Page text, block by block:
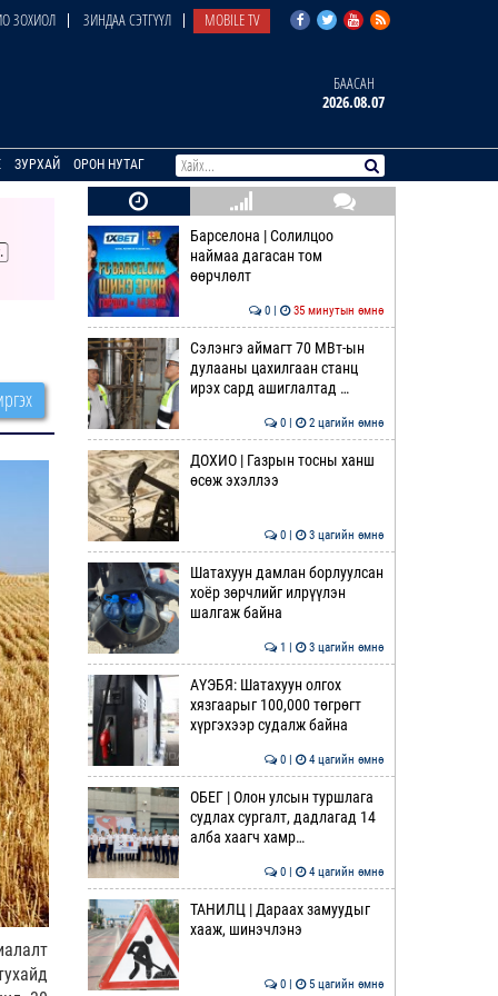
ЗОХИОЛ ЗИНДАА СЭТГҮҮЛ MOBILE TV
БААСАН
2026.08.07
ЗУРХАЙ ОРОН НУТАГ
Барселона | Солилцоо
наймаа дагасан том
өөрчлөлт
0 | 35 минутын өмнө
Сэлэнгэ аймагт 70 МВт-ын
дулааны цахилгаан станц
ирэх сард ашиглалтад …
0 | 2 цагийн өмнө
ДОХИО | Газрын тосны ханш
өсөж эхэллээ
0 | 3 цагийн өмнө
Шатахуун дамлан борлуулсан
хоёр зөрчлийг илрүүлэн
шалгаж байна
1 | 3 цагийн өмнө
АҮЭБЯ: Шатахуун олгох
хязгаарыг 100,000 төгрөгт
хүргэхээр судалж байна
0 | 4 цагийн өмнө
ОБЕГ | Олон улсын туршлага
судлах сургалт, дадлагад 14
алба хаагч хамр…
0 | 4 цагийн өмнө
ТАНИЛЦ | Дараах замуудыг
хааж, шинэчлэнэ
0 | 5 цагийн өмнө